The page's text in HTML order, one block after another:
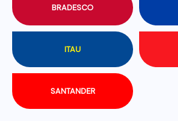
BRADESCO
ITAU
SANTANDER